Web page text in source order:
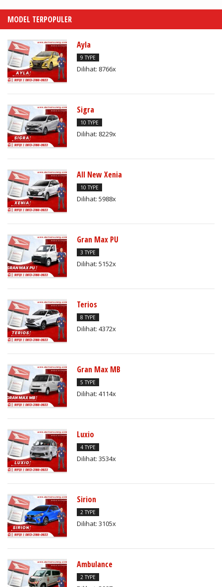
MODEL TERPOPULER
Ayla
9 TYPE
Dilihat: 8766x
Sigra
10 TYPE
Dilihat: 8229x
All New Xenia
10 TYPE
Dilihat: 5988x
Gran Max PU
3 TYPE
Dilihat: 5152x
Terios
8 TYPE
Dilihat: 4372x
Gran Max MB
5 TYPE
Dilihat: 4114x
Luxio
4 TYPE
Dilihat: 3534x
Sirion
2 TYPE
Dilihat: 3105x
Ambulance
2 TYPE